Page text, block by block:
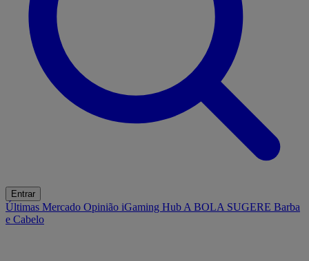
Entrar
Últimas Mercado Opinião iGaming Hub A BOLA SUGERE Barba
e Cabelo